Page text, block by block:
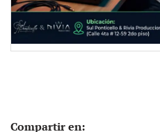
Compartir en: